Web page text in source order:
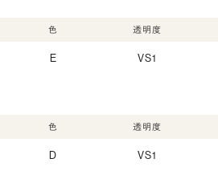
色
E
透明度
VS1
色
D
透明度
VS1